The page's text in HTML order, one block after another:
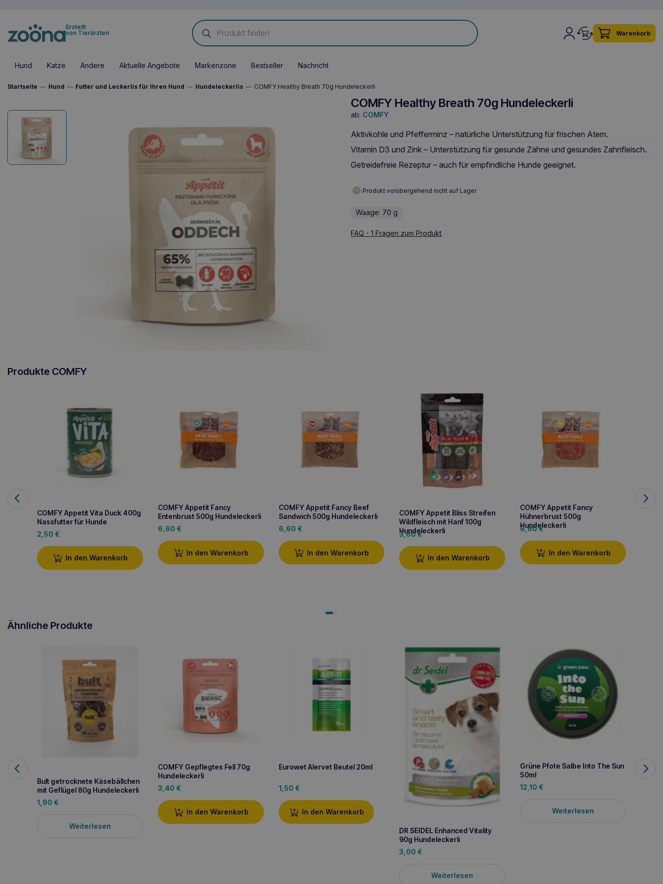
Erstellt
von Tierärzten
Products
search
Warenkorb
Hund Katze Andere Aktuelle Angebote Markenzone Bestseller Nachricht
Startseite — Hund — Futter und Leckerlis für Ihren Hund — Hundeleckerlis — COMFY Healthy Breath 70g Hundeleckerli
COMFY Healthy Breath 70g Hundeleckerli
ab: COMFY
Aktivkohle und Pfefferminz – natürliche Unterstützung für frischen Atem.
Vitamin D3 und Zink – Unterstützung für gesunde Zähne und gesundes Zahnfleisch.
Getreidefreie Rezeptur – auch für empfindliche Hunde geeignet.
Produkt vorübergehend nicht auf Lager
Waage: 70 g
FAQ - 1 Fragen zum Produkt
Produkte COMFY
COMFY Appetit Vita Duck 400g
Nassfutter für Hunde
2,50 €
In den Warenkorb
COMFY Appetit Fancy
Entenbrust 500g Hundeleckerli
6,60 €
In den Warenkorb
COMFY Appetit Fancy Beef
Sandwich 500g Hundeleckerli
6,60 €
In den Warenkorb
COMFY Appetit Bliss Streifen
Wildfleisch mit Hanf 100g
Hundeleckerli
3,60€
In den Warenkorb
COMFY Appetit Fancy
Hühnerbrust 500g
Hundeleckerli
6,60€
In den Warenkorb
Ähnliche Produkte
Bult getrocknete Käsebällchen
mit Geflügel 80g Hundeleckerli
1,90 €
Weiterlesen
COMFY Gepflegtes Fell 70g
Hundeleckerli
3,40 €
In den Warenkorb
Eurowet Alervet Beutel 20ml
1,50 €
In den Warenkorb
DR SEIDEL Enhanced Vitality
90g Hundeleckerli
3,00 €
Weiterlesen
Grüne Pfote Salbe Into The Sun
50ml
12,10 €
Weiterlesen